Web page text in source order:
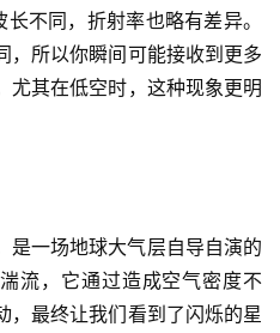
不同，折射率也略有差异。
，所以你瞬间可能接收到更多
尤其在低空时，这种现象更明
是一场地球大气层自导自演的
流，它通过造成空气密度不
，最终让我们看到了闪烁的星